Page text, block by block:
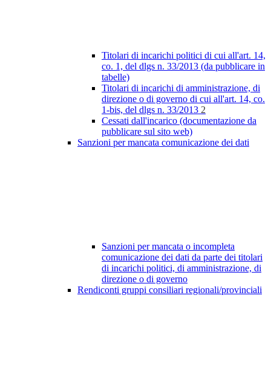
Titolari di incarichi politici di cui all'art. 14,
co. 1, del dlgs n. 33/2013 (da pubblicare in
tabelle)
Titolari di incarichi di amministrazione, di
direzione o di governo di cui all'art. 14, co.
1-bis, del dlgs n. 33/2013 2
Cessati dall'incarico (documentazione da
pubblicare sul sito web)
Sanzioni per mancata comunicazione dei dati
Sanzioni per mancata o incompleta
comunicazione dei dati da parte dei titolari
di incarichi politici, di amministrazione, di
direzione o di governo
Rendiconti gruppi consiliari regionali/provinciali